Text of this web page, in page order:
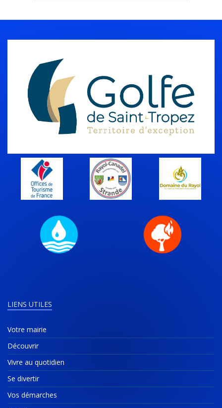
LIENS UTILES
Votre mairie
Découvrir
Vivre au quotidien
Se divertir
Vos démarches